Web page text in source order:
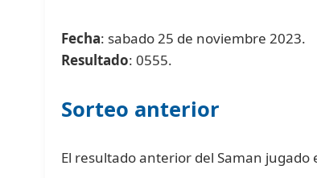
Fecha: sabado 25 de noviembre 2023.
Resultado: 0555.
Sorteo anterior
El resultado anterior del Saman